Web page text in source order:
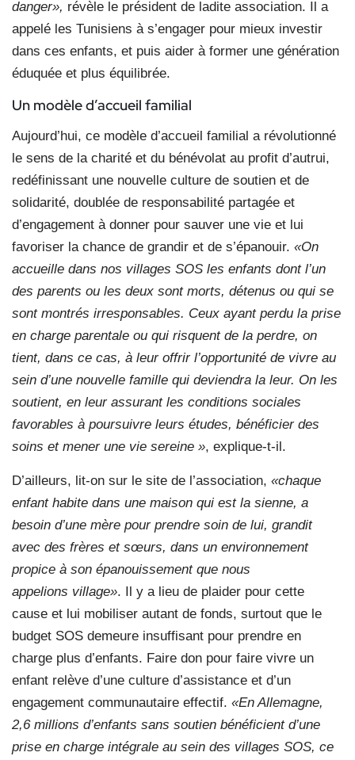
danger», révèle le président de ladite association. Il a
appelé les Tunisiens à s’engager pour mieux investir
dans ces enfants, et puis aider à former une génération
éduquée et plus équilibrée.
Un modèle d’accueil familial
Aujourd’hui, ce modèle d’accueil familial a révolutionné
le sens de la charité et du bénévolat au profit d’autrui,
redéfinissant une nouvelle culture de soutien et de
solidarité, doublée de responsabilité partagée et
d’engagement à donner pour sauver une vie et lui
favoriser la chance de grandir et de s’épanouir. «On
accueille dans nos villages SOS les enfants dont l’un
des parents ou les deux sont morts, détenus ou qui se
sont montrés irresponsables. Ceux ayant perdu la prise
en charge parentale ou qui risquent de la perdre, on
tient, dans ce cas, à leur offrir l’opportunité de vivre au
sein d’une nouvelle famille qui deviendra la leur. On les
soutient, en leur assurant les conditions sociales
favorables à poursuivre leurs études, bénéficier des
soins et mener une vie sereine », explique-t-il.
D’ailleurs, lit-on sur le site de l’association, «chaque
enfant habite dans une maison qui est la sienne, a
besoin d’une mère pour prendre soin de lui, grandit
avec des frères et sœurs, dans un environnement
propice à son épanouissement que nous
appelions village». Il y a lieu de plaider pour cette
cause et lui mobiliser autant de fonds, surtout que le
budget SOS demeure insuffisant pour prendre en
charge plus d’enfants. Faire don pour faire vivre un
enfant relève d’une culture d’assistance et d’un
engagement communautaire effectif. «En Allemagne,
2,6 millions d’enfants sans soutien bénéficient d’une
prise en charge intégrale au sein des villages SOS, ce